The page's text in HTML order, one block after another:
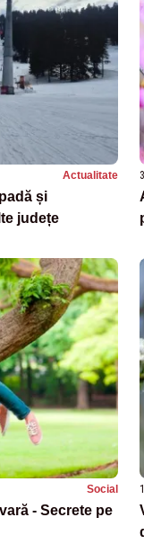
Actualitate
și
județe
Social
- Secrete pe